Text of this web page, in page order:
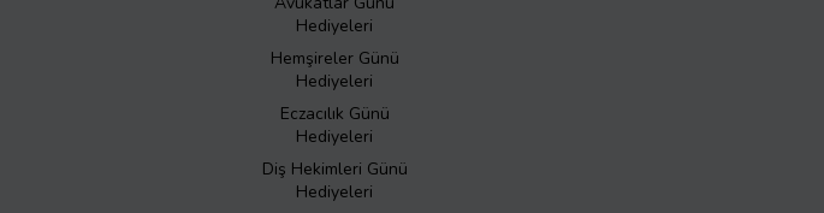
Hediyeleri
Hemşireler Günü
Hediyeleri
Eczacılık Günü
Hediyeleri
Diş Hekimleri Günü
Hediyeleri